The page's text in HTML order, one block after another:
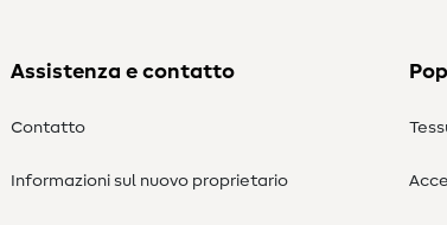
Assistenza e contatto
Contatto
Informazioni sul nuovo proprietario